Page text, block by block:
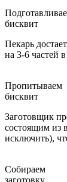
бисквит
Пекарь
на 3-6 частей
Пропитываем
бисквит
Заготовщик
состоящим из
исключить),
Собираем
заготовку